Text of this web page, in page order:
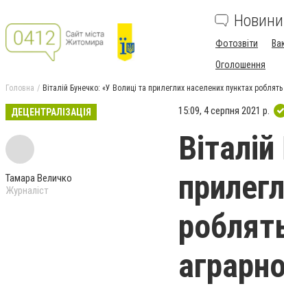
Новини
Фотозвіти
Оголошення
Головна Віталій Бунечко: «У Волиці та прилеглих населених пунктах
ДЕЦЕНТРАЛІЗАЦІЯ
Тамара Величко
Журналіст
15:09, 4 серпня 2021 р.